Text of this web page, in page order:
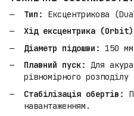
Тип:
Ексцентрикова
Хід ексцентрика
Діаметр підошви:
150
Плавний пуск: Для
рівномірного розподілу
Стабілізація обертів:
навантаженням.